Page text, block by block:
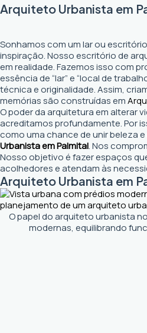
Arquiteto Urbanista em
Sonhamos com um lar ou
inspiração. Nosso escritório de
em realidade. Fazemos isso com
essência de “lar” e “local de
técnica e originalidade. Assim,
memórias são construídas em
O poder da arquitetura em alterar
acreditamos profundamente. Por
como uma chance de unir beleza
Urbanista em Palmital. Nos
Nosso objetivo é fazer espaços
acolhedores e atendam às
Arquiteto Urbanista em
O papel do arquiteto urbanista
modernas, equilibrando